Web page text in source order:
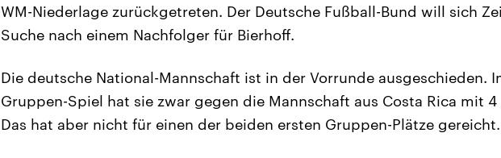
WM-Niederlage zurückgetreten. Der Deutsche Fußball-Bund will sich
Suche nach einem Nachfolger für Bierhoff.
Die deutsche National-Mannschaft ist in der Vorrunde ausgeschieden.
Gruppen-Spiel hat sie zwar gegen die Mannschaft aus Costa Rica mit
Das hat aber nicht für einen der beiden ersten Gruppen-Plätze gereicht.